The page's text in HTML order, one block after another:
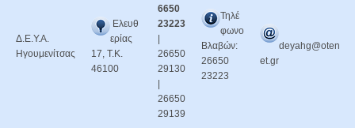
Δ.Ε.Υ.Α.
Ηγουμενίτσας
Ελευθ
ερίας
17, Τ.Κ.
46100
6650
23223
26650
29130
26650
29139
Τηλέ
φωνο
Βλαβών:
26650
23223
deyahg@oten
et.gr